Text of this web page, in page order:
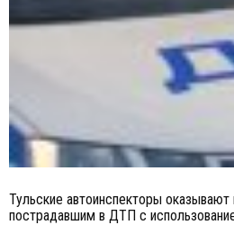
Тульские автоинспекторы
пострадавшим в ДТП с